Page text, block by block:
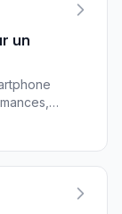
un
complet